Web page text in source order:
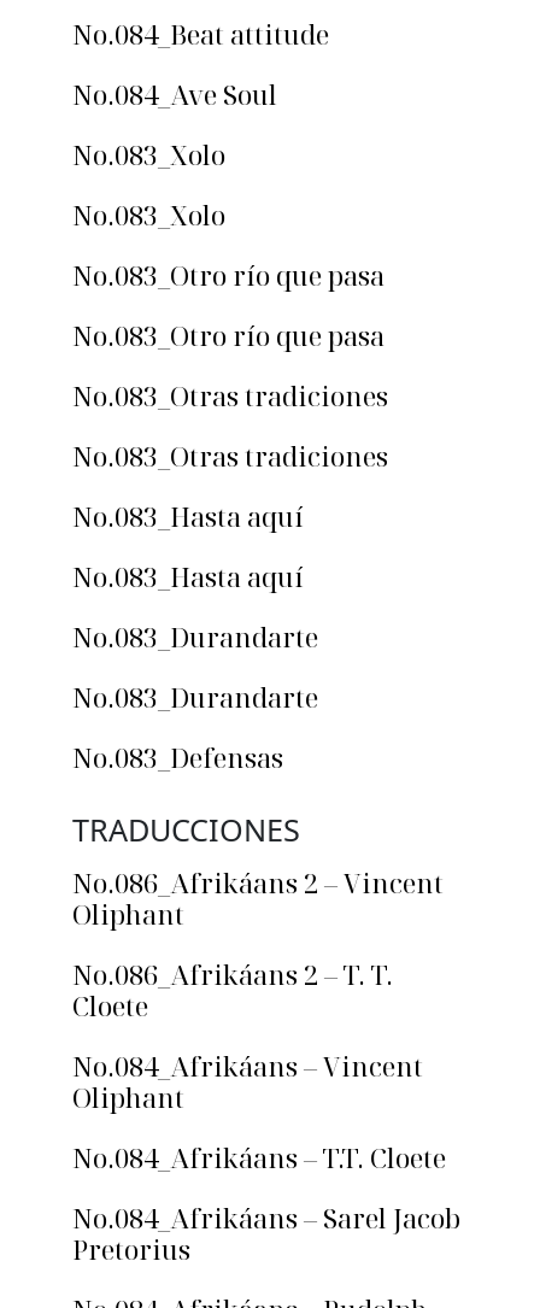
No.084_Beat attitude
No.084_Ave Soul
No.083_Xolo
No.083_Xolo
No.083_Otro río que pasa
No.083_Otro río que pasa
No.083_Otras tradiciones
No.083_Otras tradiciones
No.083_Hasta aquí
No.083_Hasta aquí
No.083_Durandarte
No.083_Durandarte
No.083_Defensas
TRADUCCIONES
No.086_Afrikáans 2 – Vincent
Oliphant
No.086_Afrikáans 2 – T. T.
Cloete
No.084_Afrikáans – Vincent
Oliphant
No.084_Afrikáans – T.T. Cloete
No.084_Afrikáans – Sarel Jacob
Pretorius